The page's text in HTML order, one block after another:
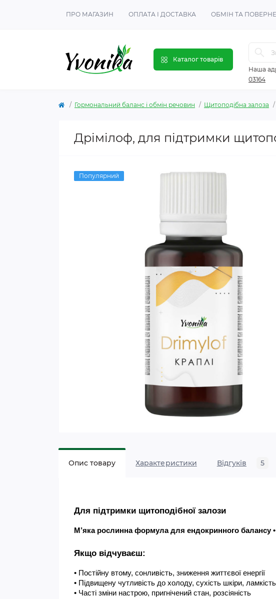
ПРО МАГАЗИН ОПЛАТА І ДОСТАВКА ОБМІН ТА
Каталог товарів
Наша
03164
Гормональний баланс і обмін речовин Щитоподібна залоза
Дрімілоф, для підтримки
Популярний
Опис товару Характеристики Відгуків 5
Для підтримки щитоподібної залози
М’яка рослинна формула для ендокринного балансу
Якщо відчуваєш:
• Постійну втому, сонливість, зниження життєвої енергії
• Підвищену чутливість до холоду, сухість шкіри, ламкість
• Часті зміни настрою, пригнічений стан, розсіяність